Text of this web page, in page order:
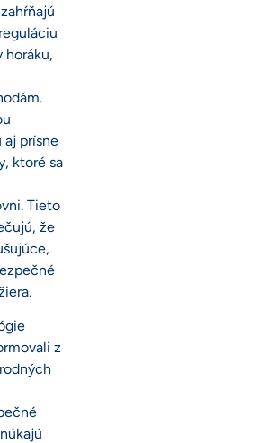
horáku,
aj prísne
ktoré sa
Tieto
že
z